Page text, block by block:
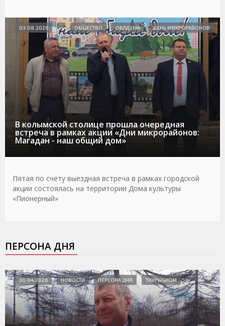
В колымской столице прошла очередная
встреча в рамках акции «Дни микрорайонов:
Магадан - наш общий дом»
03.08.2026 ОБЩЕСТВО ОБЛДУМА ДЕНЬ МИКРОРАЙОНОВ
Пятая по счету выездная встреча в рамках городской
акции состоялась на территории Дома культуры
«Пионерный»
ПЕРСОНА ДНЯ
30.04.2026 НОВОСТИ ПЕРСОНА ДНЯ ТИХРЫБКОМ